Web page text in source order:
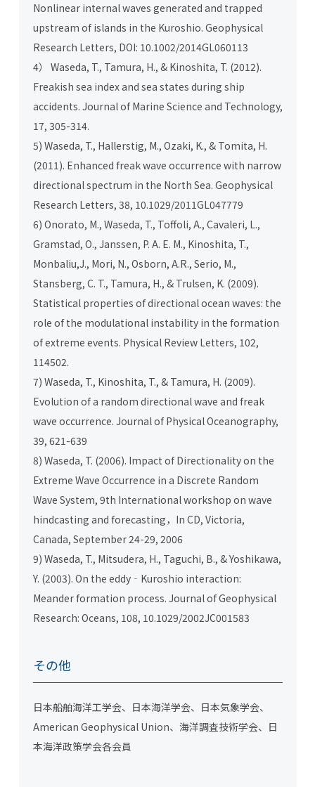
Nonlinear internal waves generated and trapped
upstream of islands in the Kuroshio. Geophysical
Research Letters, DOI: 10.1002/2014GL060113
4） Waseda, T., Tamura, H., & Kinoshita, T. (2012).
Freakish sea index and sea states during ship
accidents. Journal of Marine Science and Technology,
17, 305-314.
5) Waseda, T., Hallerstig, M., Ozaki, K., & Tomita, H.
(2011). Enhanced freak wave occurrence with narrow
directional spectrum in the North Sea. Geophysical
Research Letters, 38, 10.1029/2011GL047779
6) Onorato, M., Waseda, T., Toffoli, A., Cavaleri, L.,
Gramstad, O., Janssen, P. A. E. M., Kinoshita, T.,
Monbaliu,J., Mori, N., Osborn, A.R., Serio, M.,
Stansberg, C. T., Tamura, H., & Trulsen, K. (2009).
Statistical properties of directional ocean waves: the
role of the modulational instability in the formation
of extreme events. Physical Review Letters, 102,
114502.
7) Waseda, T., Kinoshita, T., & Tamura, H. (2009).
Evolution of a random directional wave and freak
wave occurrence. Journal of Physical Oceanography,
39, 621-639
8) Waseda, T. (2006). Impact of Directionality on the
Extreme Wave Occurrence in a Discrete Random
Wave System, 9th International workshop on wave
hindcasting and forecasting，In CD, Victoria,
Canada, September 24-29, 2006
9) Waseda, T., Mitsudera, H., Taguchi, B., & Yoshikawa,
Y. (2003). On the eddy‐Kuroshio interaction:
Meander formation process. Journal of Geophysical
Research: Oceans, 108, 10.1029/2002JC001583
その他
日本船舶海洋工学会、日本海洋学会、日本気象学会、
American Geophysical Union、海洋調査技術学会、日
本海洋政策学会各会員